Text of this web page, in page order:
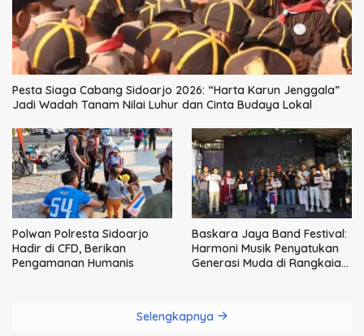
Pesta Siaga Cabang Sidoarjo 2026: “Harta Karun Jenggala”
Jadi Wadah Tanam Nilai Luhur dan Cinta Budaya Lokal
Polwan Polresta Sidoarjo
Hadir di CFD, Berikan
Pengamanan Humanis
Baskara Jaya Band Festival:
Harmoni Musik Penyatukan
Generasi Muda di Rangkaian
Selengkapnya